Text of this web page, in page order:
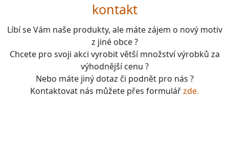
kontakt
Líbí se Vám naše produkty, ale máte zájem o nový motiv
z jiné obce ?
Chcete pro svoji akci vyrobit větší množství výrobků za
výhodnější cenu ?
Nebo máte jiný dotaz či podnět pro nás ?
Kontaktovat nás můžete přes formulářzde.